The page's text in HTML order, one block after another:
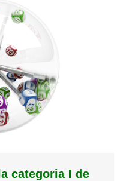
categoria I de